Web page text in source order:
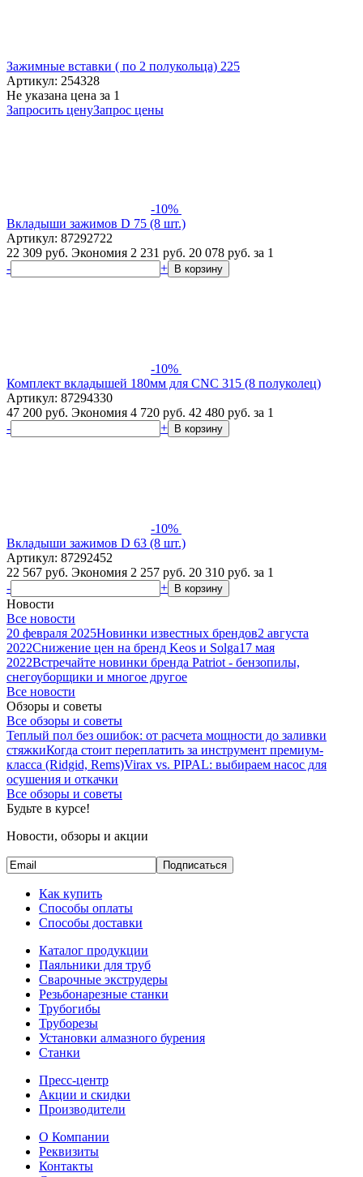
Зажимные вставки ( по 2 полукольца) 225
Артикул: 254328
Не указана цена за 1
Запросить ценуЗапрос цены
-10%
Вкладыши зажимов D 75 (8 шт.)
Артикул: 87292722
22 309 руб. Экономия 2 231 руб. 20 078 руб. за 1
-
+ В корзину
-10%
Комплект вкладышей 180мм для CNC 315 (8 полуколец)
Артикул: 87294330
47 200 руб. Экономия 4 720 руб. 42 480 руб. за 1
-
+ В корзину
-10%
Вкладыши зажимов D 63 (8 шт.)
Артикул: 87292452
22 567 руб. Экономия 2 257 руб. 20 310 руб. за 1
-
+ В корзину
Новости
Все новости
20 февраля 2025Новинки известных брендов2 августа
2022Снижение цен на бренд Keos и Solga17 мая
2022Встречайте новинки бренда Patriot - бензопилы,
снегоуборщики и многое другое
Все новости
Обзоры и советы
Все обзоры и советы
Теплый пол без ошибок: от расчета мощности до заливки
стяжкиКогда стоит переплатить за инструмент премиум-
класса (Ridgid, Rems)Virax vs. PIPAL: выбираем насос для
осушения и откачки
Все обзоры и советы
Будьте в курсе!
Новости, обзоры и акции
Подписаться
Как купить
Способы оплаты
Способы доставки
Каталог продукции
Паяльники для труб
Сварочные экструдеры
Резьбонарезные станки
Трубогибы
Труборезы
Установки алмазного бурения
Станки
Пресс-центр
Акции и скидки
Производители
О Компании
Реквизиты
Контакты